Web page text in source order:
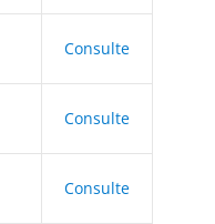
Consulte
Consulte
Consulte